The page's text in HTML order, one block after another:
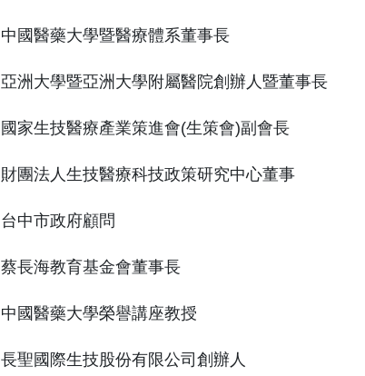
中國醫藥大學暨醫療體系董事長
亞洲大學暨亞洲大學附屬醫院創辦人暨董事長
國家生技醫療產業策進會(生策會)副會長
財團法人生技醫療科技政策研究中心董事
台中市政府顧問
蔡長海教育基金會董事長
中國醫藥大學榮譽講座教授
長聖國際生技股份有限公司創辦人